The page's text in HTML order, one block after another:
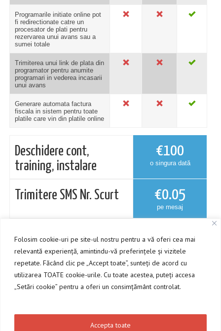
Folosim cookie-uri pe site-ul nostru pentru a vă oferi cea mai
relevantă experiență, amintindu-vă preferințele și vizitele
repetate. Făcând clic pe „Accept toate”, sunteți de acord cu
utilizarea TOATE cookie-urile. Cu toate acestea, puteți accesa
„Setări cookie” pentru a oferi un consimțământ controlat.
Accepta toate
Programarile initiate online pot
fi redirectionate catre un
procesator de plati pentru
rezervarea unui avans sau a
sumei totale
Trimiterea unui link de plata din
programator pentru anumite
programari in vederea incasarii
unui avans
Generare automata factura
fiscala in sistem pentru toate
platile care vin din platile online
Deschidere cont,
training, instalare
€100
o singura dată
Trimitere SMS Nr. Scurt €0.05
pe mesaj
Trimitere SMS-uri de pe
SIM-ul receptie
€10
Trimitere Emailuri Gratuit
* Preturile nu contin TVA